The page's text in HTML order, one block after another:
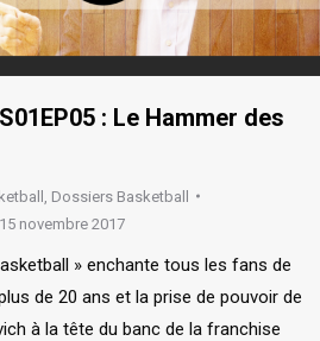
: Le Hammer des
Dossiers Basketball
15 novembre 2017
» enchante tous les fans de
de 20 ans et la prise de pouvoir de
à la tête du banc de la franchise